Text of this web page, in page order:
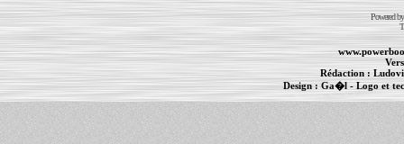
Powered
Rédaction :
Design : Ga�l- Logo et